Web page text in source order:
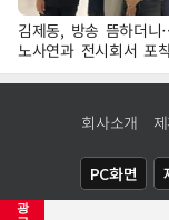
광
김제동, 방송 뜸하더니
노사연과 전시회서 포
회사소개
PC화면